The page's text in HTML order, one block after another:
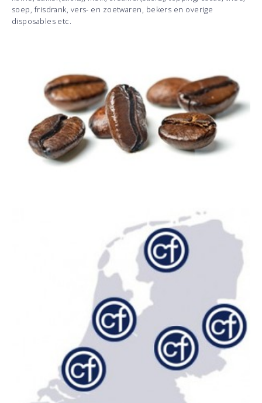
soep, frisdrank, vers- en zoetwaren, bekers en overige
disposables etc.